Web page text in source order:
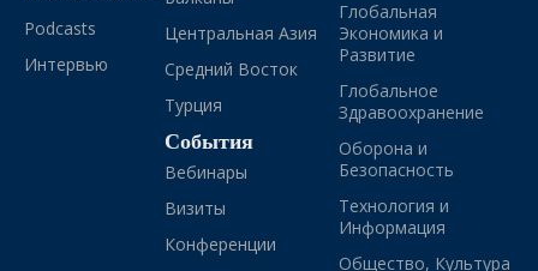
Podcasts
Интервью
Центральная Азия
Средний Восток
Турция
События
Вебинары
Визиты
Конференции
Глобальная
Экономика и
Развитие
Глобальное
Здравоохранение
Оборона и
Безопасность
Технология и
Информация
Общество, Культура